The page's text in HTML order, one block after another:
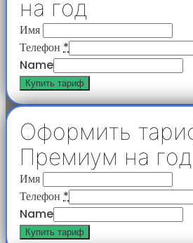
на год
Имя
Телефон *
Name
Купить тариф
Оформить
Премиум на год
Имя
Телефон *
Name
Купить тариф